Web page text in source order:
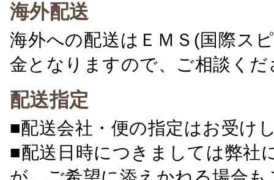
海外配送
海外への配送はＥＭＳ(国際ス
金となりますので、ご相談くだ
配送指定
■配送会社・便の指定はお受け
■配送日時につきましては弊社